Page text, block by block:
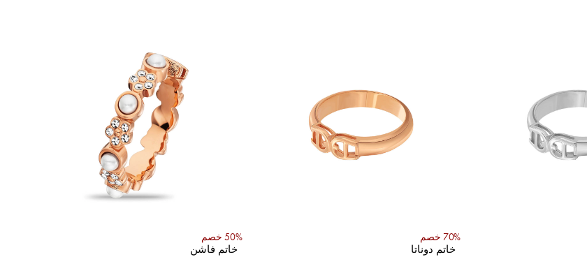
70% خصم
خاتم دوناتا
50% خصم
خاتم فاشن